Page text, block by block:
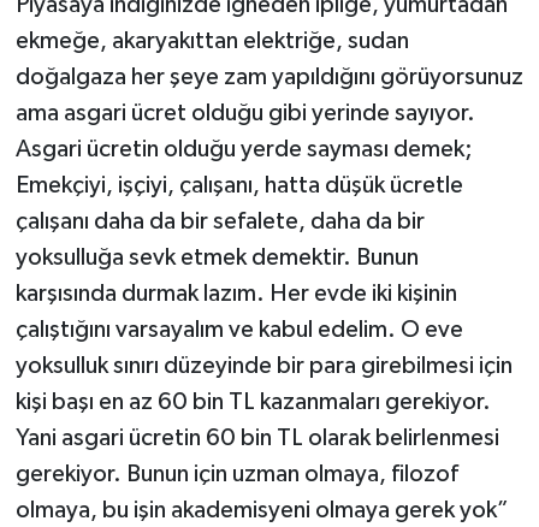
ekmeğe, akaryakıttan elektriğe, sudan
doğalgaza her şeye zam yapıldığını görüyorsunuz
ama asgari ücret olduğu gibi yerinde sayıyor.
Asgari ücretin olduğu yerde sayması demek;
Emekçiyi, işçiyi, çalışanı, hatta düşük ücretle
çalışanı daha da bir sefalete, daha da bir
yoksulluğa sevk etmek demektir. Bunun
karşısında durmak lazım. Her evde iki kişinin
çalıştığını varsayalım ve kabul edelim. O eve
yoksulluk sınırı düzeyinde bir para girebilmesi için
kişi başı en az 60 bin TL kazanmaları gerekiyor.
Yani asgari ücretin 60 bin TL olarak belirlenmesi
gerekiyor. Bunun için uzman olmaya, filozof
olmaya, bu işin akademisyeni olmaya gerek yok”